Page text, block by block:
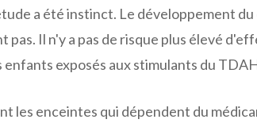
a été instinct. Le développement
pas. Il n'y a pas de risque plus élevé
exposés aux stimulants du
les enceintes qui dépendent du